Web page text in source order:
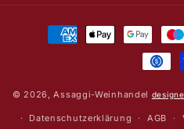
Zahlungsmethoden
© 2026,Assaggi-Weinhandel
Datenschutzerklärung AGB